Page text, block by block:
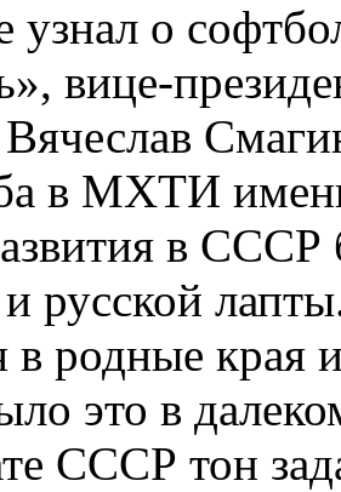
о
вице-
в МХТИ
в СССР
и русской
в родные края
это в
СССР тон